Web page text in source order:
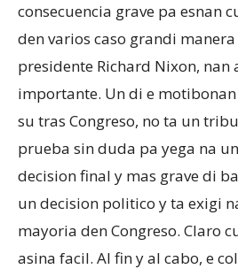
consecuencia grave pa esnan
den varios caso grandi manera
presidente Richard Nixon, nan
importante. Un di e
su tras Congreso, no ta un
prueba sin duda pa yega na
decision final y mas grave di
un decision politico y ta exigi
mayoria den Congreso. Claro
asina facil. Al fin y al cabo, e